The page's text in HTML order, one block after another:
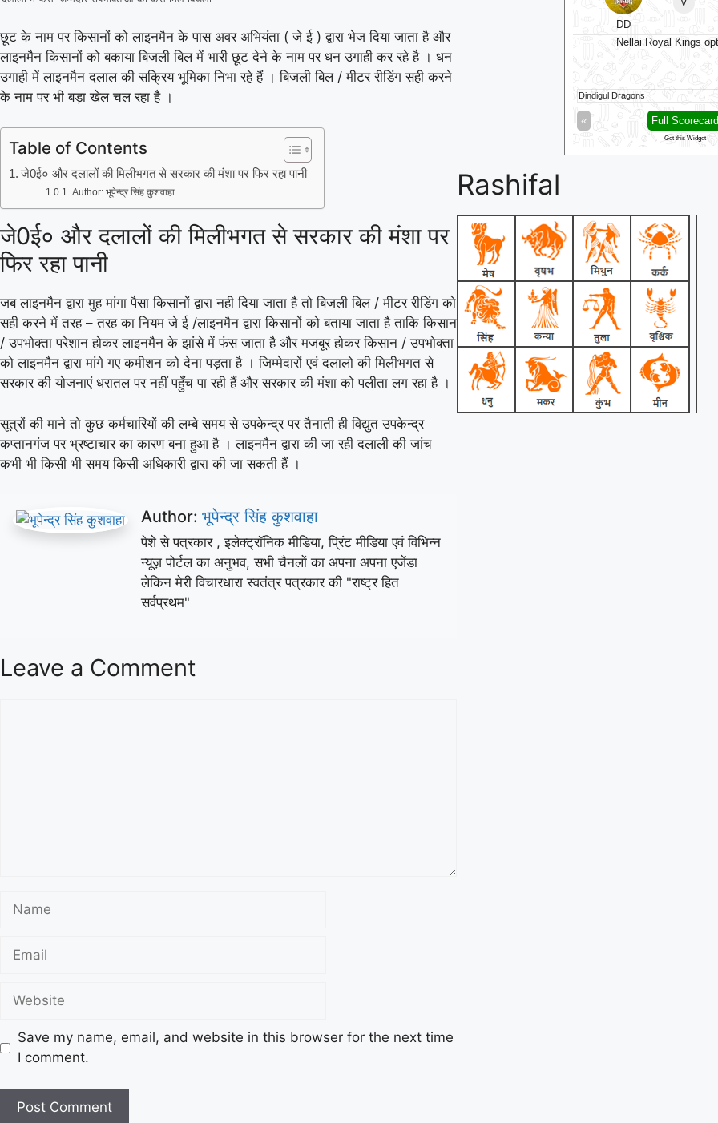
छूट के नाम पर किसानों को लाइनमैन के पास अवर अभियंता ( जे ई ) द्वारा भेज दिया जाता है और
लाइनमैन किसानों को बकाया बिजली बिल में भारी छूट देने के नाम पर धन उगाही कर रहे है । धन
उगाही में लाइनमैन दलाल की सक्रिय भूमिका निभा रहे हैं । बिजली बिल / मीटर रीडिंग सही करने
के नाम पर भी बड़ा खेल चल रहा है ।
Table of Contents
जे0ई० और दलालों की मिलीभगत से सरकार की मंशा पर फिर रहा पानी
Author: भूपेन्द्र सिंह कुशवाहा
जे0ई० और दलालों की मिलीभगत से सरकार की मंशा पर
फिर रहा पानी
जब लाइनमैन द्वारा मुह मांगा पैसा किसानों द्वारा नही दिया जाता है तो बिजली बिल / मीटर रीडिंग को
सही करने में तरह – तरह का नियम जे ई /लाइनमैन द्वारा किसानों को बताया जाता है ताकि किसान
/ उपभोक्ता परेशान होकर लाइनमैन के झांसे में फंस जाता है और मजबूर होकर किसान / उपभोक्ता
को लाइनमैन द्वारा मांगे गए कमीशन को देना पड़ता है । जिम्मेदारों एवं दलालो की मिलीभगत से
सरकार की योजनाएं धरातल पर नहीं पहुँच पा रही हैं और सरकार की मंशा को पलीता लग रहा है ।
सूत्रों की माने तो कुछ कर्मचारियों की लम्बे समय से उपकेन्द्र पर तैनाती ही विद्युत उपकेन्द्र
कप्तानगंज पर भ्रष्टाचार का कारण बना हुआ है । लाइनमैन द्वारा की जा रही दलाली की जांच
कभी भी किसी भी समय किसी अधिकारी द्वारा की जा सकती हैं ।
Author: भूपेन्द्र सिंह कुशवाहा
पेशे से पत्रकार , इलेक्ट्रॉनिक मीडिया, प्रिंट मीडिया एवं विभिन्न
न्यूज़ पोर्टल का अनुभव, सभी चैनलों का अपना अपना एजेंडा
लेकिन मेरी विचारधारा स्वतंत्र पत्रकार की "राष्ट्र हित
सर्वप्रथम"
Leave a Comment
Save my name, email, and website in this browser for the next time
I comment.
Colombo Kaps opt to bat
Colombo Kaps
Nellai Royal Kings opt to bowl
Sunrisers Leeds
Sunrisers Leeds
Birmingham Phoenix Women
« Full Scorecard
Get this Widget
Rashifal